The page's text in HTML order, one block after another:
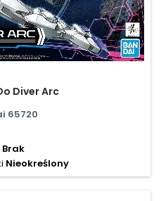
Diver Arc
65720
Brak
Nieokreślony